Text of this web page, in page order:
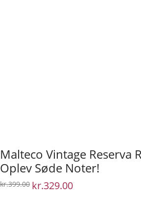
Malteco Vintage Reserva
Oplev Søde Noter!
kr.399.00 Den
oprindelige
kr.329.00Den
aktuelle